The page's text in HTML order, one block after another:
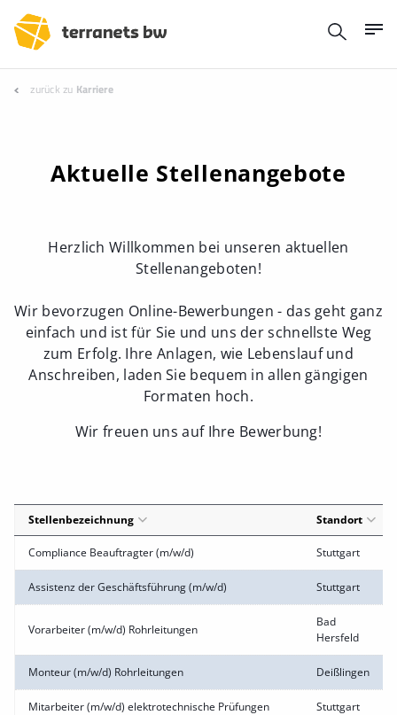
zurück zu Karriere
Aktuelle Stellenangebote
Herzlich Willkommen bei unseren aktuellen
Stellenangeboten!
Wir bevorzugen Online-Bewerbungen - das geht ganz
einfach und ist für Sie und uns der schnellste Weg
zum Erfolg. Ihre Anlagen, wie Lebenslauf und
Anschreiben, laden Sie bequem in allen gängigen
Formaten hoch.
Wir freuen uns auf Ihre Bewerbung!
Stellenbezeichnung Standort
Compliance Beauftragter (m/w/d) Stuttgart
Assistenz der Geschäftsführung (m/w/d) Stuttgart
Vorarbeiter (m/w/d) Rohrleitungen
Bad
Hersfeld
Monteur (m/w/d) Rohrleitungen Deißlingen
Mitarbeiter (m/w/d) elektrotechnische Prüfungen Stuttgart